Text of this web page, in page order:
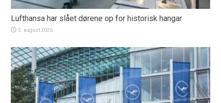
Lufthansa har slået dørene op for historisk hangar
5. august 2026